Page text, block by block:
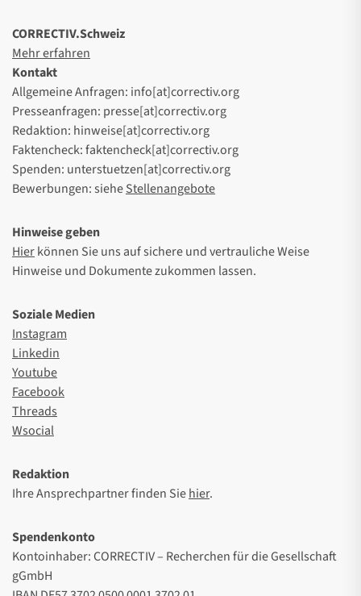
CORRECTIV.Schweiz
Mehr erfahren
Kontakt
Allgemeine Anfragen: info[at]correctiv.org
Presseanfragen: presse[at]correctiv.org
Redaktion: hinweise[at]correctiv.org
Faktencheck: faktencheck[at]correctiv.org
Spenden: unterstuetzen[at]correctiv.org
Bewerbungen: sieheStellenangebote
Hinweise geben
Hierkönnen Sie uns auf sichere und vertrauliche Weise
Hinweise und Dokumente zukommen lassen.
Soziale Medien
Instagram
Linkedin
Youtube
Facebook
Threads
Wsocial
Redaktion
Ihre Ansprechpartner finden Siehier.
Spendenkonto
Kontoinhaber: CORRECTIV – Recherchen für die Gesellschaft
gGmbH